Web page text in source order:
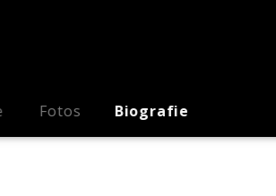
Fotos Biografie